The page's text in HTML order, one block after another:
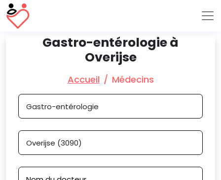
Gastro-entérologie à
Overijse
Accueil Médecins